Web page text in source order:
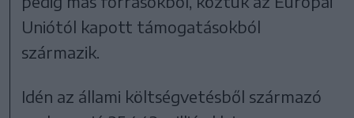
Uniótól kapott támogatásokból
származik.
Idén az állami költségvetésből származó